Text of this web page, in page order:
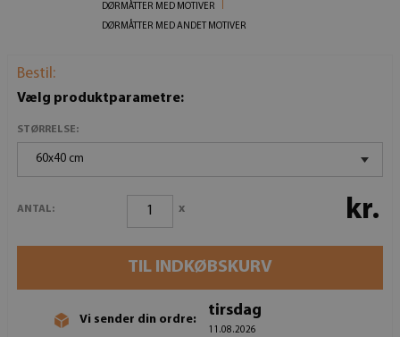
DØRMÅTTER MED MOTIVER
DØRMÅTTER MED ANDET MOTIVER
Bestil:
Vælg produktparametre:
STØRRELSE:
60x40 cm
ANTAL: x kr.
TIL INDKØBSKURV
Vi sender din ordre:
tirsdag
11.08.2026